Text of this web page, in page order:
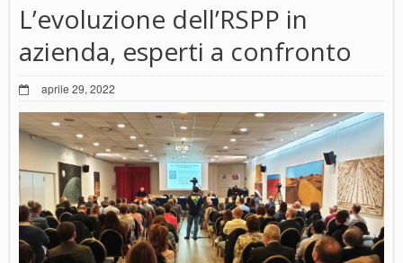
L’evoluzione dell’RSPP in
azienda, esperti a confronto
aprile 29, 2022